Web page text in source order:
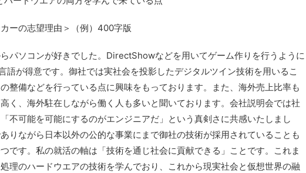
ーの志望理由＞（例）400字版
パソコンが好きでした。DirectShowなどを用いてゲーム作りを行うように
語が得意です。御社では実社会を投影したデジタルツイン技術を用いるこ
整備などを行っている点に興味をもっております。また、海外売上比率も
く、海外駐在しながら働く人も多いと聞いております。会社説明会では社
不可能を可能にするのがエンジニアだ」という真剣さに共感いたしまし
りながら日本以外の公的な事業にまで御社の技術が採用されていることも
です。私の就活の軸は「技術を通じ社会に貢献できる」ことです。これま
理のハードウエアの技術を学んでおり、これから現実社会と仮想世界の融